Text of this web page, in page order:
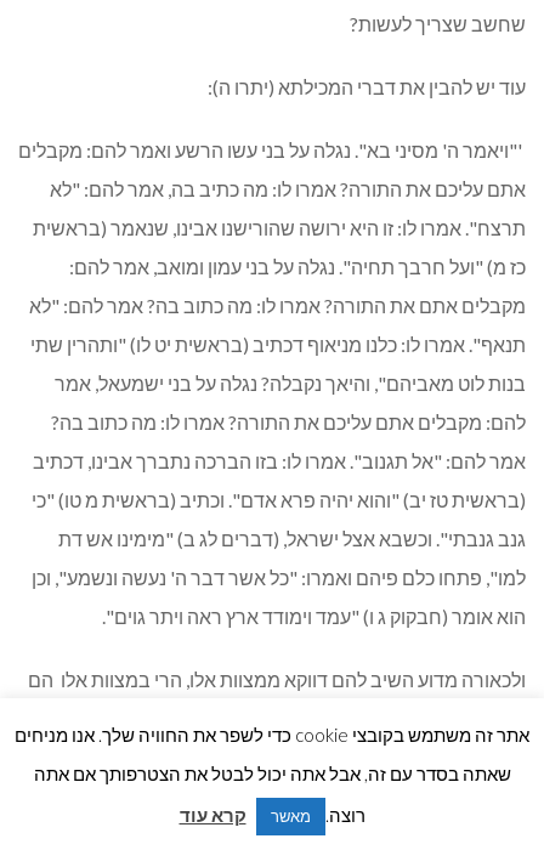
שחשב שצריך לעשות?
עוד יש להבין את דברי המכילתא (יתרו ה):
'"ויאמר ה' מסיני בא". נגלה על בני עשו הרשע ואמר להם: מקבלים
אתם עליכם את התורה? אמרו לו: מה כתיב בה, אמר להם: "לא
תרצח". אמרו לו: זו היא ירושה שהורישנו אבינו, שנאמר (בראשית
כז מ) "ועל חרבך תחיה". נגלה על בני עמון ומואב, אמר להם:
מקבלים אתם את התורה? אמרו לו: מה כתוב בה? אמר להם: "לא
תנאף". אמרו לו: כלנו מניאוף דכתיב (בראשית יט לו) "ותהרין שתי
בנות לוט מאביהם", והיאך נקבלה? נגלה על בני ישמעאל, אמר
להם: מקבלים אתם עליכם את התורה? אמרו לו: מה כתוב בה?
אמר להם: "אל תגנוב". אמרו לו: בזו הברכה נתברך אבינו, דכתיב
(בראשית טז יב) "והוא יהיה פרא אדם". וכתיב (בראשית מ טו) "כי
גנב גנבתי". וכשבא אצל ישראל, (דברים לג ב) "מימינו אש דת
למו", פתחו כלם פיהם ואמרו: "כל אשר דבר ה' נעשה ונשמע", וכן
הוא אומר (חבקוק ג ו) "עמד וימודד ארץ ראה ויתר גוים".
ולכאורה מדוע השיב להם דווקא ממצוות אלו, הרי במצוות אלו הם
אלא שהם הם דברי ה"בית הלוי" הקב"ה אומר לאומות העולם,
אתם מוכנים לקיים מצוות, אך להיות עבדים אינכם מוכנים. אינכם
אתר זה משתמש בקובצי cookie כדי לשפר את החוויה שלך. אנו מניחים
שאתה בסדר עם זה, אבל אתה יכול לבטל את הצטרפותך אם אתה
רוצה.
מאשר קרא עוד